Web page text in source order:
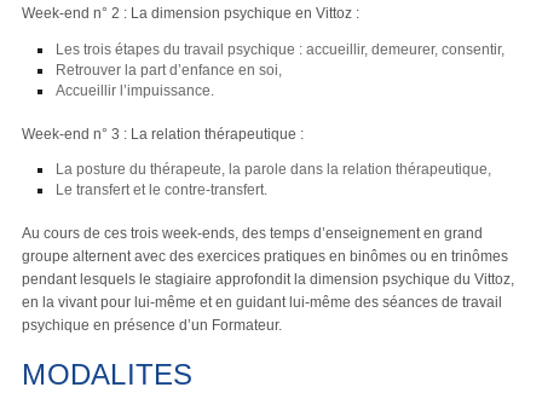
Week-end n° 2 : La dimension psychique en Vittoz :
Les trois étapes du travail psychique : accueillir, demeurer, consentir,
Retrouver la part d’enfance en soi,
Accueillir l’impuissance.
Week-end n° 3 : La relation thérapeutique :
La posture du thérapeute, la parole dans la relation thérapeutique,
Le transfert et le contre-transfert.
Au cours de ces trois week-ends, des temps d’enseignement en grand
groupe alternent avec des exercices pratiques en binômes ou en trinômes
pendant lesquels le stagiaire approfondit la dimension psychique du Vittoz,
en la vivant pour lui-même et en guidant lui-même des séances de travail
psychique en présence d’un Formateur.
MODALITES